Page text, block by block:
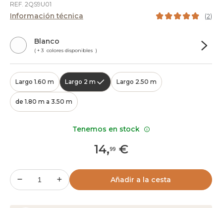
REF. 2QS9U01
Información técnica (2)
Blanco
( + 3 colores disponibles )
Largo 1.60 m Largo 2 m Largo 2.50 m
de 1.80 m a 3.50 m
14,99€
Añadir a la cesta